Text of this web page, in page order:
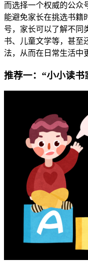
而选择一个权威的公众
能避免家长在挑选书籍
号，家长可以了解不同
书、儿童文学等，甚至
法，从而在日常生活中
推荐一：“小小读书